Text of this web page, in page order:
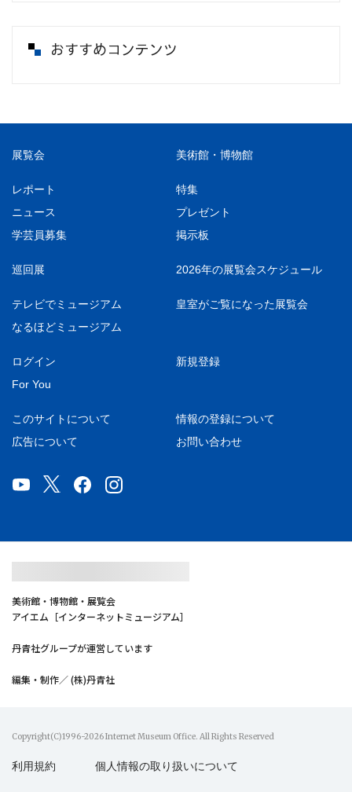
おすすめコンテンツ
展覧会 美術館・博物館
レポート
特集
ニュース
プレゼント
学芸員募集
掲示板
巡回展 2026年の展覧会スケジュール
テレビでミュージアム
皇室がご覧になった展覧会
なるほどミュージアム
ログイン
新規登録
For You
このサイトについて
情報の登録について
広告について
お問い合わせ
美術館・博物館・展覧会
アイエム［インターネットミュージアム］
丹青社グループが運営しています
編集・制作／ (株)丹青社
Copyright(C)1996-2026 Internet Museum Office. All Rights Reserved
利用規約 個人情報の取り扱いについて